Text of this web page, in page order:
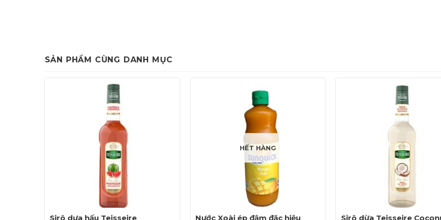
SẢN PHẨM CÙNG DANH MỤC
Sirô dưa hấu Teisseire
HẾT HÀNG
Nước Xoài ép đậm đặc hiệu
Sirô dừa Teisseire